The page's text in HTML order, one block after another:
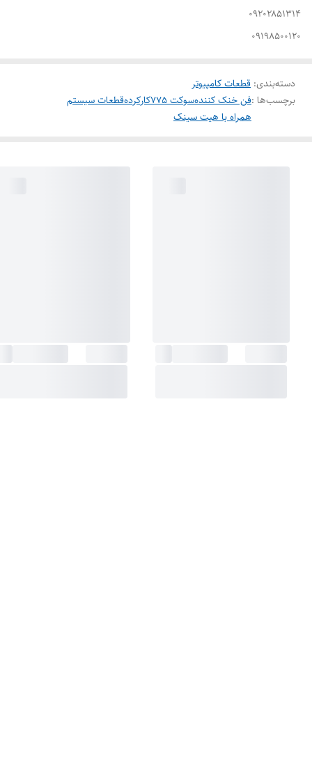
۰۹۲۰۲۸۵۱۳۱۴
۰۹۱۹۸۵۰۰۱۲۰
دسته‌بندی: قطعات کامپیوتر
برچسب‌ها :فن خنک کنندهسوکت 775 کارکردهقطعات سیستم
همراه با هیت سینک